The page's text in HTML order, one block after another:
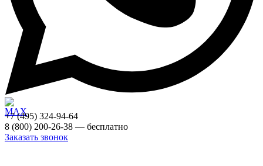
+7 (495) 324-94-64
8 (800) 200-26-38 — бесплатно
Заказать звонок